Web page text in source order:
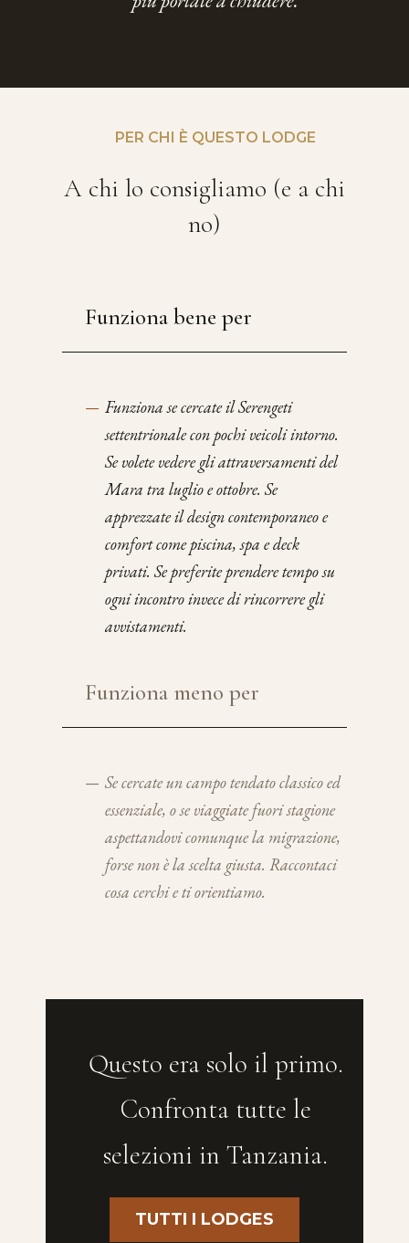
PER CHI È QUESTO LODGE
A chi lo consigliamo (e a chi
no)
Funziona bene per
— Funziona se cercate il Serengeti
settentrionale con pochi veicoli intorno.
Se volete vedere gli attraversamenti del
Mara tra luglio e ottobre. Se
apprezzate il design contemporaneo e
comfort come piscina, spa e deck
privati. Se preferite prendere tempo su
ogni incontro invece di rincorrere gli
avvistamenti.
Funziona meno per
— Se cercate un campo tendato classico ed
essenziale, o se viaggiate fuori stagione
aspettandovi comunque la migrazione,
forse non è la scelta giusta. Raccontaci
cosa cerchi e ti orientiamo.
Questo era solo il primo.
Confronta tutte le
selezioni in Tanzania.
TUTTI I LODGES